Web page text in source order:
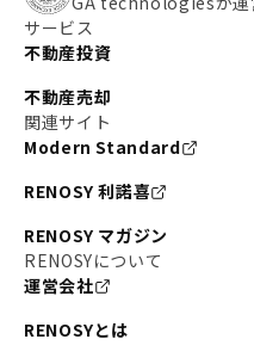
サービス
不動産投資
不動産売却
関連サイト
Modern Standard
RENOSY 利諾喜
RENOSY マガジン
RENOSYについて
運営会社
RENOSYとは